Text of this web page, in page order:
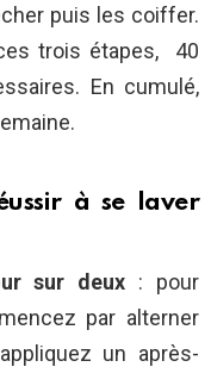
puis les coiffer.
trois étapes, 40
En cumulé,
à se laver
sur deux : pour
par alterner
un après-